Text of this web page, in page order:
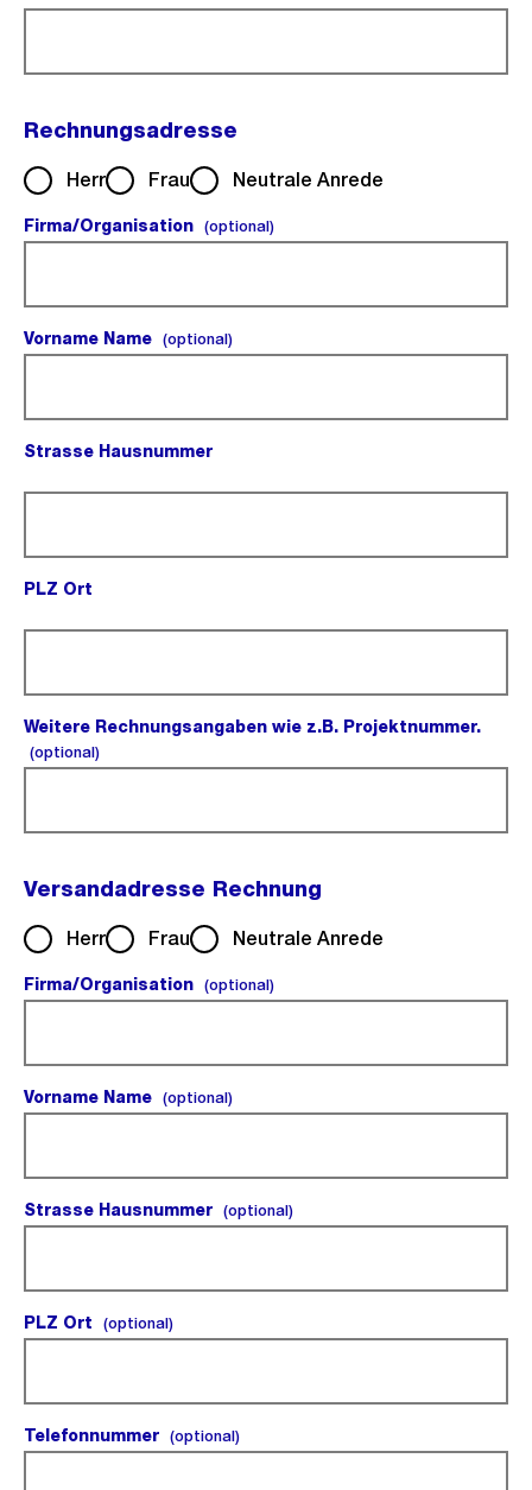
Rechnungsadresse
Herr Frau Neutrale Anrede
Firma/Organisation (optional)(optional).
Vorname Name (optional)(optional).
Strasse Hausnummer
PLZ Ort
Weitere Rechnungsangaben wie z.B. Projektnummer.
(optional)(optional).
Versandadresse Rechnung
Herr Frau Neutrale Anrede
Firma/Organisation (optional)(optional).
Vorname Name (optional)(optional).
Strasse Hausnummer (optional)(optional).
PLZ Ort (optional)(optional).
Telefonnummer (optional)(optional).